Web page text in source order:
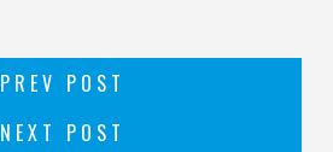
PREV POST
NEXT POST